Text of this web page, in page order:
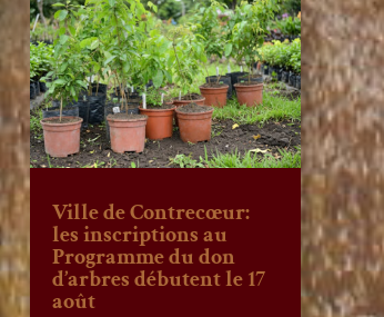
Ville de Contrecœur:
les inscriptions au
Programme du don
d’arbres débutent le 17
août